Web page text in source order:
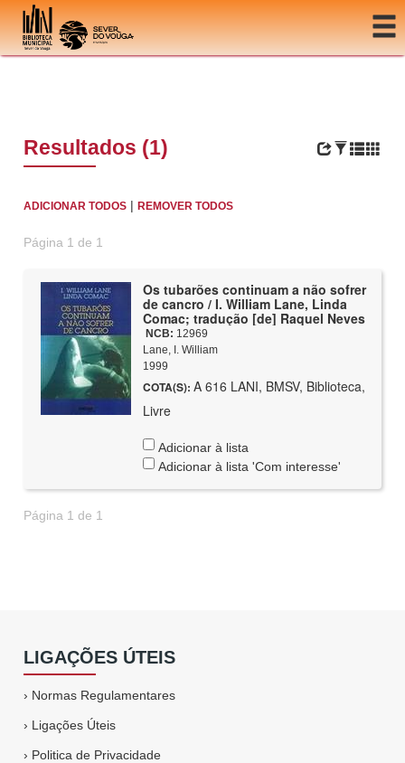
Ir para o conteúdo
Resultados (1)
ADICIONAR TODOS |REMOVER TODOS
Página 1 de 1
Os tubarões continuam a não sofrer
de cancro / I. William Lane, Linda
Comac; tradução [de] Raquel Neves
NCB: 12969
Lane, I. William
1999
COTA(S): A 616 LANI, BMSV, Biblioteca,
Livre
Adicionar à lista
Adicionar à lista 'Com interesse'
Página 1 de 1
LIGAÇÕES ÚTEIS
› Normas Regulamentares
› Ligações Úteis
› Politica de Privacidade